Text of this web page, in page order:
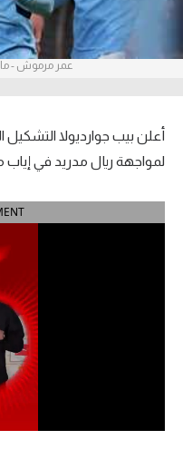
بطولات
أمريكا 2026
الدوري الإنجليزي الممتاز
الدوري الإسباني
الدوري السعودي
عمر مرموش -
أعلن بيب جوارديولا
لمواجهة ريال مدريد في إياب